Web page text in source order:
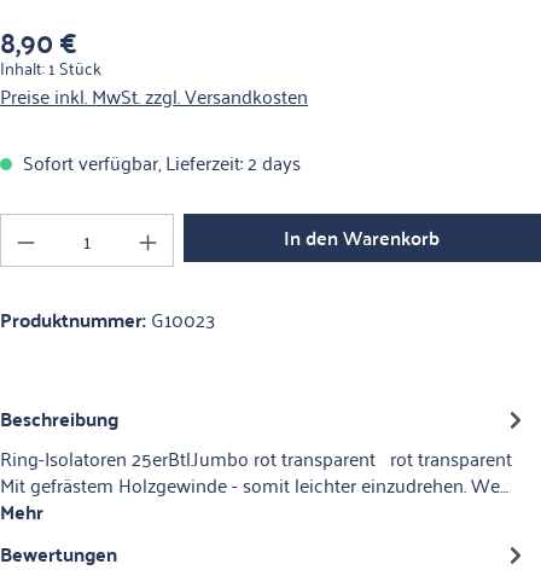
Regulärer Preis:
8,90 €
Inhalt:1 Stück
Preise inkl. MwSt. zzgl. Versandkosten
Sofort verfügbar, Lieferzeit: 2 days
Produkt Anzahl: Gib den gewünschten Wert
In den Warenkorb
Produktnummer:G10023
Beschreibung
Ring-Isolatoren 25erBtl.Jumbo rot transparent rot transparent
Mit gefrästem Holzgewinde - somit leichter einzudrehen. We…
Mehr
Bewertungen